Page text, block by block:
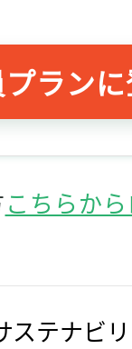
ラン
こちらか
ステナビ